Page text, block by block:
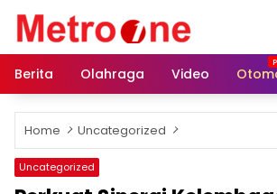
content
Berita
Olahraga Video
Home Uncategorized
Uncategorized